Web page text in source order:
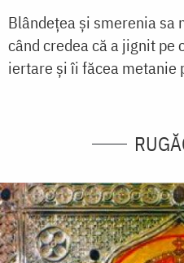
Blândețea și smerenia sa
când credea că a jignit pe
iertare și îi făcea metanie